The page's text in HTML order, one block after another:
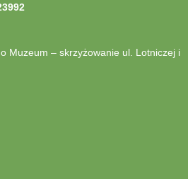
Muzeum – skrzyżowanie ul. Lotniczej i